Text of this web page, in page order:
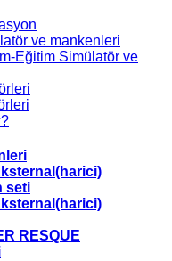
ve mankenleri
Eğitim Simülatör ve
seti
RESQUE